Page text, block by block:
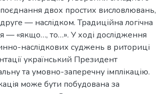
двох простих висловлювань,
— наслідком. Традиційна логічна
— «якщо…, то…». У ході дослідження
наслідкових суджень в риториці
український Президент
та умовно-заперечну імплікацію.
може бути побудована за